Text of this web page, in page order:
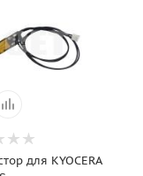
для KYOCERA